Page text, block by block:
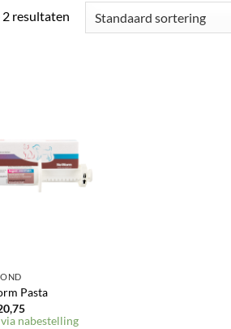
2 resultaten
Pasta
nabestelling